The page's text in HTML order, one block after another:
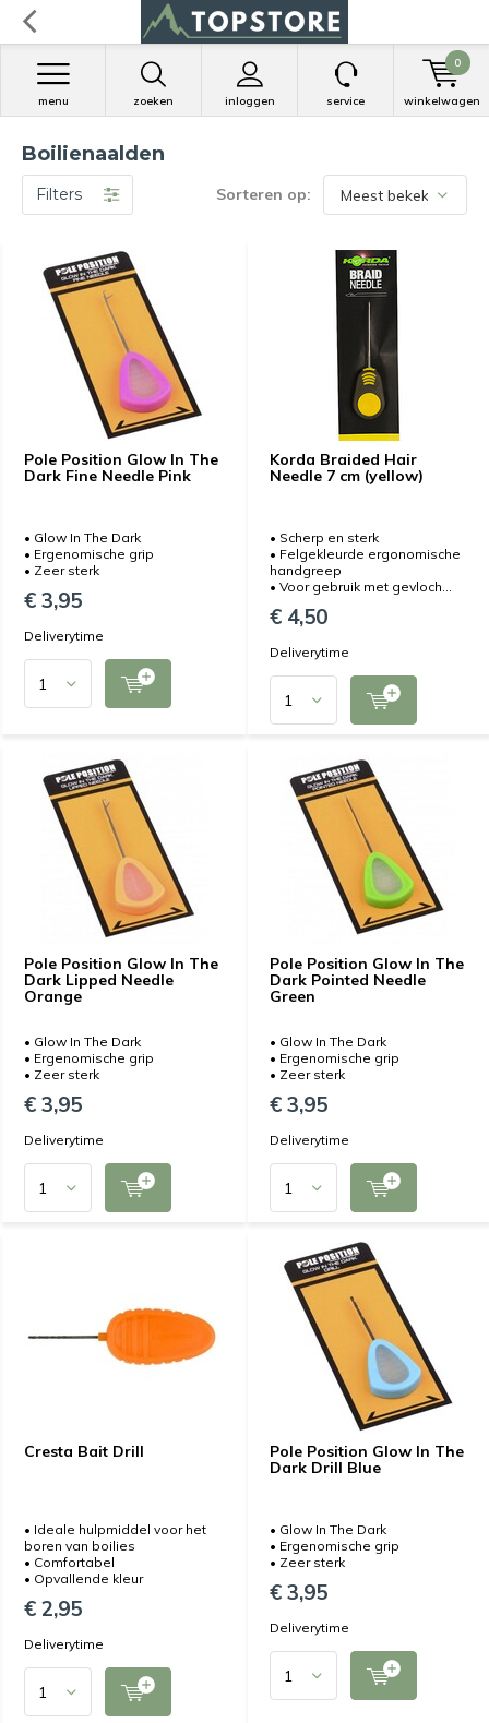
zoeken inloggen
menu service winkelwagen
0
Boilienaalden
Filters Sorteren op:
Pole Position Glow In The
Dark Fine Needle Pink
• Glow In The Dark
• Ergenomische grip
• Zeer sterk
€ 3,95
Deliverytime
Korda Braided Hair
Needle 7 cm (yellow)
• Scherp en sterk
• Felgekleurde ergonomische
handgreep
• Voor gebruik met gevloch...
€ 4,50
Deliverytime
Pole Position Glow In The
Dark Lipped Needle
Orange
• Glow In The Dark
• Ergenomische grip
• Zeer sterk
€ 3,95
Deliverytime
Pole Position Glow In The
Dark Pointed Needle
Green
• Glow In The Dark
• Ergenomische grip
• Zeer sterk
€ 3,95
Deliverytime
Cresta Bait Drill
• Ideale hulpmiddel voor het
boren van boilies
• Comfortabel
• Opvallende kleur
€ 2,95
Deliverytime
Pole Position Glow In The
Dark Drill Blue
• Glow In The Dark
• Ergenomische grip
• Zeer sterk
€ 3,95
Deliverytime